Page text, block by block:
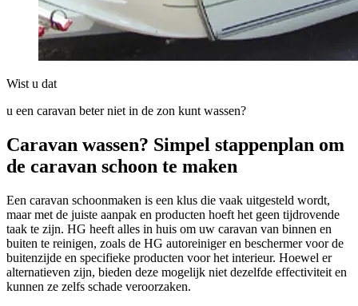
Wist u dat
u een caravan beter niet in de zon kunt wassen?
Caravan wassen? Simpel stappenplan om
de caravan schoon te maken
Een caravan schoonmaken is een klus die vaak uitgesteld wordt,
maar met de juiste aanpak en producten hoeft het geen tijdrovende
taak te zijn. HG heeft alles in huis om uw caravan van binnen en
buiten te reinigen, zoals de HG autoreiniger en beschermer voor de
buitenzijde en specifieke producten voor het interieur. Hoewel er
alternatieven zijn, bieden deze mogelijk niet dezelfde effectiviteit en
kunnen ze zelfs schade veroorzaken.